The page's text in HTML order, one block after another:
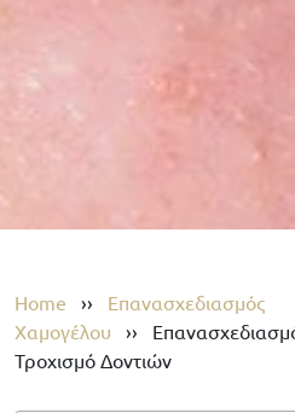
Home ›› Επανασχεδιασμός
Χαμογέλου ››
Τροχισμό Δοντιών